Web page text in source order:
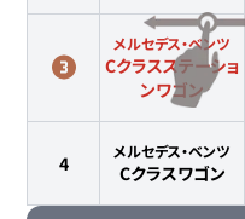
メルセデス・ベンツ
Cクラスステーショ
ンワゴン
4
メルセデス・ベンツ
Cクラスワゴン